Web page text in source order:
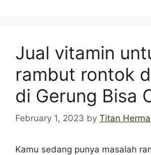
Jual vitamin
rambut rontok
di Gerung Bisa
February 1, 2023 by Titan
Kamu sedang punya masalah